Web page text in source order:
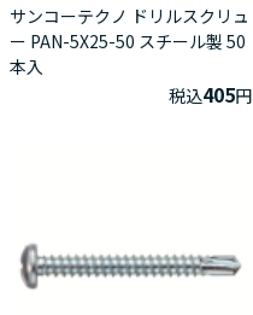
サンコーテクノ ドリルスクリュ
ー PAN-5X25-50 スチール製 50
本入
税込405円